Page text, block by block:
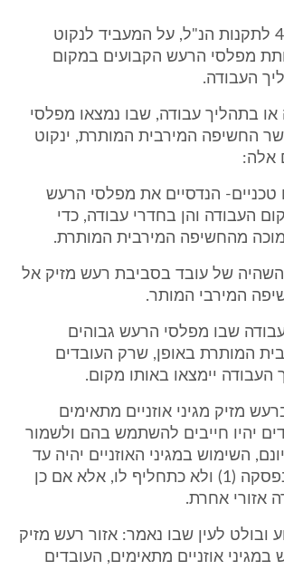
בהתאם לתקנה 4 לתקנות הנ"ל, על המעביד לנקוט
מפלסי הרעש הקבועים במקום
העבודה.
בתהליך עבודה, שבו נמצאו מפלסי
החשיפה המירבית המותרת, ינקוט
אלה:
טכניים- הנדסיים את מפלסי הרעש
העבודה והן בחדרי עבודה, כדי
מהחשיפה המירבית המותרת.
של עובד בסביבת רעש מזיק אל
המירבי המותר.
שבו מפלסי הרעש גבוהים
המותרת באופן, שרק העובדים
העבודה יימצאו באותו מקום.
מזיק מגיני אוזניים מתאימים
יהיו חייבים להשתמש בהם ולשמור
השימוש במגיני האוזניים יהיה עד
לביצוע האמור בפסקה (1) ולא כתחליף לו, אלא אם כן
אזורי אחרת.
ובולט לעין שבו נאמר: אזור רעש מזיק
אוזניים מתאימים, העובדים